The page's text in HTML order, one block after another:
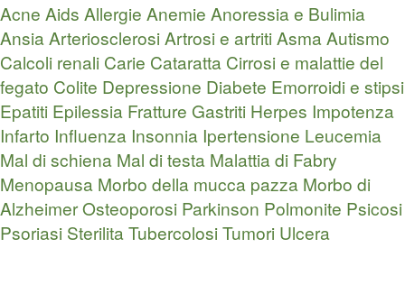
Acne Aids Allergie Anemie Anoressia e Bulimia
AnsiaArteriosclerosiArtrosi e artritiAsmaAutismo
Calcoli renali Carie Cataratta Cirrosi e malattie del
fegato Colite Depressione Diabete Emorroidi e stipsi
Epatiti Epilessia Fratture Gastriti Herpes Impotenza
Infarto Influenza Insonnia Ipertensione Leucemia
Mal di schiena Mal di testa Malattia di Fabry
Menopausa Morbo della mucca pazza Morbo di
AlzheimerOsteoporosi Parkinson Polmonite Psicosi
Psoriasi SterilitaTubercolosiTumori Ulcera